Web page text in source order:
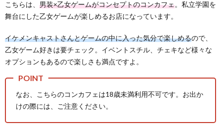
こちらは、 男装×乙女ゲームがコンセプトのコンカフェ。私立学園を
舞台にした乙女ゲームが楽しめるお店になっています。
イケメンキャストさんとゲームの中に入った気分で楽しめるので、
乙女ゲーム好きは要チェック。イベントスチル、チェキなど様々な
オプションもあるので楽しさも満点ですよ。
なお、こちらのコンカフェは18歳未満利用不可です。お出か
けの際には、ご注意ください。